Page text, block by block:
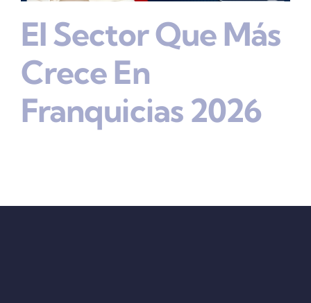
El Sector Que Más
Crece En
Franquicias 2026